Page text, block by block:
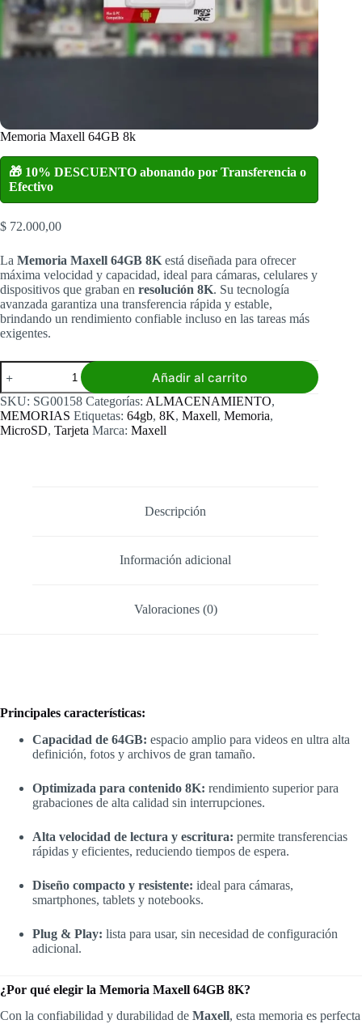
Memoria Maxell 64GB 8k
🎁 10% DESCUENTO abonando por Transferencia o
Efectivo
$ 72.000,00
La Memoria Maxell 64GB 8K está diseñada para ofrecer
máxima velocidad y capacidad, ideal para cámaras, celulares y
dispositivos que graban en resolución 8K. Su tecnología
avanzada garantiza una transferencia rápida y estable,
brindando un rendimiento confiable incluso en las tareas más
exigentes.
Memoria
Maxell
64GB
8k
cantidad
Añadir al carrito
SKU: SG00158 Categorías: ALMACENAMIENTO,
MEMORIAS Etiquetas: 64gb, 8K, Maxell, Memoria,
MicroSD, Tarjeta Marca: Maxell
Descripción
Información adicional
Valoraciones (0)
Principales características:
Capacidad de 64GB: espacio amplio para videos en ultra alta
definición, fotos y archivos de gran tamaño.
Optimizada para contenido 8K: rendimiento superior para
grabaciones de alta calidad sin interrupciones.
Alta velocidad de lectura y escritura: permite transferencias
rápidas y eficientes, reduciendo tiempos de espera.
Diseño compacto y resistente: ideal para cámaras,
smartphones, tablets y notebooks.
Plug & Play: lista para usar, sin necesidad de configuración
adicional.
¿Por qué elegir la Memoria Maxell 64GB 8K?
Con la confiabilidad y durabilidad de Maxell, esta memoria es perfecta